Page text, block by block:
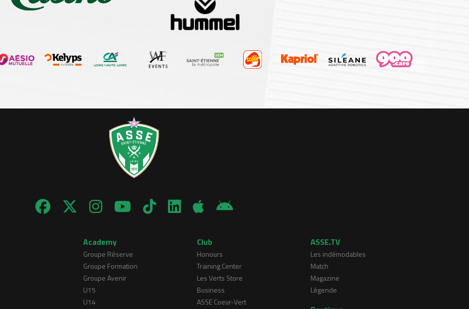
Academy
Groupe Réserve
Groupe Formation
Groupe Avenir
U15
U14
Club
Honours
Training Center
Les Verts Store
Business
ASSE Coeur-Vert
ASSE.TV
Les indémodables
Match
Magazine
Légende